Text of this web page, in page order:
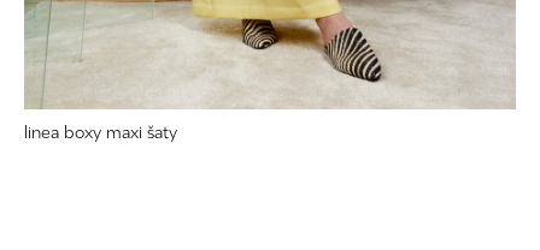
linea boxy maxi šaty